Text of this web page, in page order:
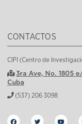
CONTACTOS
CIPI (Centro de
3ra Ave, No. 1805
Cuba
(537) 206 3098